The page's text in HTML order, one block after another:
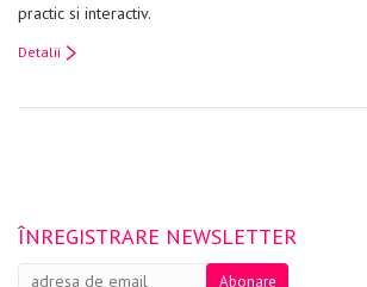
practic si interactiv.
Detalii
ÎNREGISTRARE NEWSLETTER